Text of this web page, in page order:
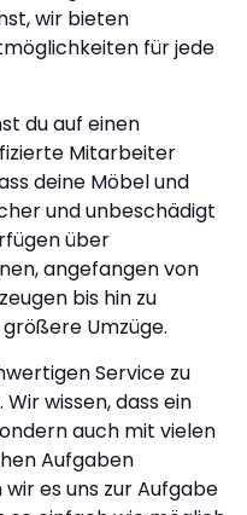
wir bieten
für jede
du auf einen
Mitarbeiter
deine Möbel und
und unbeschädigt
über
angefangen von
bis hin zu
Umzüge.
Service zu
wissen, dass ein
auch mit vielen
Aufgaben
es uns zur Aufgabe